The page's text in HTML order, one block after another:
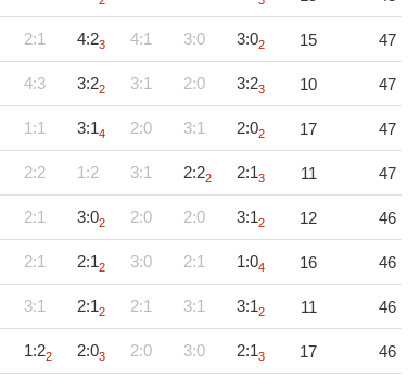
2:1 4:23 4:1 3:0 3:02 15 47
4:3 3:22 3:1 2:0 3:23 10 47
1:1 3:14 2:0 3:1 2:02 17 47
2:2 1:2 3:1 2:22 2:13 11 47
2:1 3:02 2:0 2:0 3:12 12 46
2:1 2:12 3:0 2:1 1:04 16 46
3:1 2:12 2:1 3:1 3:12 11 46
1:22 2:03 2:0 3:0 2:13 17 46